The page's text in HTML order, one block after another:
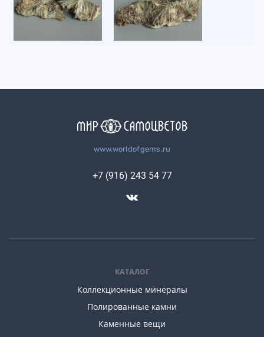
www.worldofgems.ru
КАТАЛОГ
Коллекционные минералы
Полированные камни
Каменные вещи
+7 (916) 243 54 77